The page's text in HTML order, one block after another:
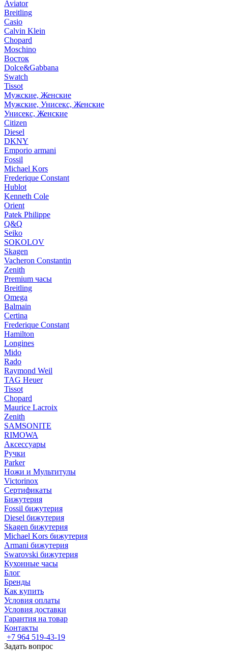
Aviator
Breitling
Casio
Calvin Klein
Chopard
Moschino
Восток
Dolce&Gabbana
Swatch
Tissot
Мужские, Женские
Мужские, Унисекс, Женские
Унисекс, Женские
Citizen
Diesel
DKNY
Emporio armani
Fossil
Michael Kors
Frederique Constant
Hublot
Kenneth Cole
Orient
Patek Philippe
Q&Q
Seiko
SOKOLOV
Skagen
Vacheron Constantin
Zenith
Premium часы
Breitling
Omega
Balmain
Certina
Frederique Constant
Hamilton
Longines
Mido
Rado
Raymond Weil
TAG Heuer
Tissot
Chopard
Maurice Lacroix
Zenith
SAMSONITE
RIMOWA
Аксессуары
Ручки
Parker
Ножи и Мультитулы
Victorinox
Сертификаты
Бижутерия
Fossil бижутерия
Diesel бижутерия
Skagen бижутерия
Michael Kors бижутерия
Armani бижутерия
Swarovski бижутерия
Кухонные часы
Блог
Бренды
Как купить
Условия оплаты
Условия доставки
Гарантия на товар
Контакты
+7 964 519-43-19
Задать вопрос